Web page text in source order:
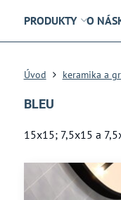
PRODUKTY O NÁS
Úvod keramika a
BLEU
15x15; 7,5x15 a